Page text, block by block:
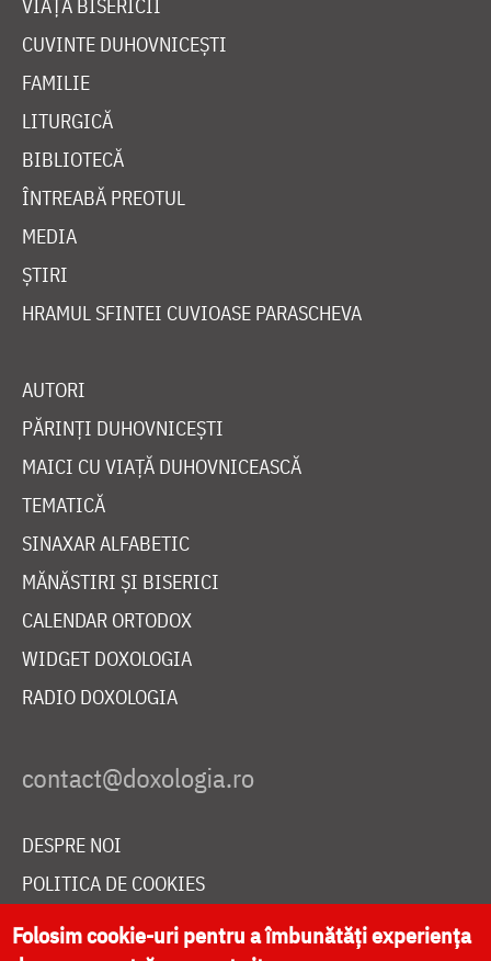
VIAȚA BISERICII
CUVINTE DUHOVNICEȘTI
FAMILIE
LITURGICĂ
BIBLIOTECĂ
ÎNTREABĂ PREOTUL
MEDIA
ȘTIRI
HRAMUL SFINTEI CUVIOASE PARASCHEVA
AUTORI
PĂRINȚI DUHOVNICEȘTI
MAICI CU VIAȚĂ DUHOVNICEASCĂ
TEMATICĂ
SINAXAR ALFABETIC
MĂNĂSTIRI ȘI BISERICI
CALENDAR ORTODOX
WIDGET DOXOLOGIA
RADIO DOXOLOGIA
DESPRE NOI
POLITICA DE COOKIES
DONEAZĂ ONLINE PENTRU CATEDRALA NAȚIONALĂ
Folosim cookie-uri pentru a îmbunătăți experiența